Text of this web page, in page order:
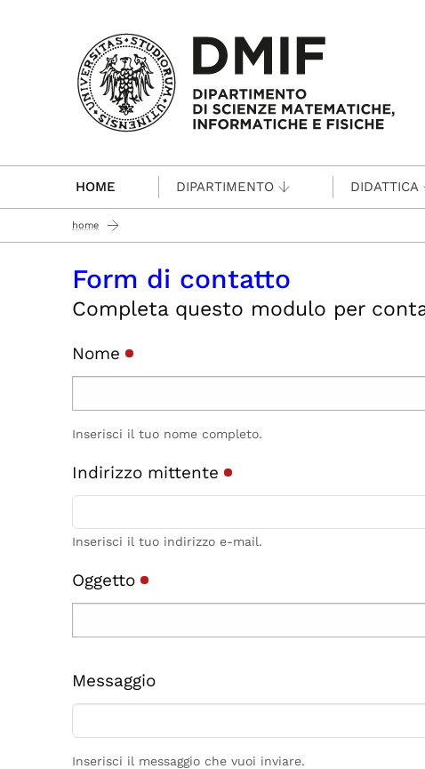
HOME DIPARTIMENTO DIDATTICA
home
Form di contatto
Completa questo modulo per
Nome
Inserisci il tuo nome completo.
Indirizzo mittente
Inserisci il tuo indirizzo e-mail.
Oggetto
Messaggio
Inserisci il messaggio che vuoi inviare.